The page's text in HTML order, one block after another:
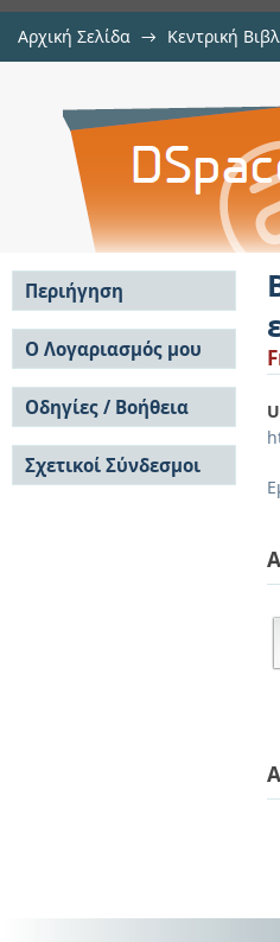
Αρχική Σελίδα → Κεντρική
Bέλτιστος
κύματα
Περιήγηση
Σε όλο το DSpace
Κοινότητες & Συλλογές
Ανά Ημερομηνία
Έκδοσης
Συγγραφείς
Τίτλοι
Θέματα
Ο Λογαριασμός μου
Σύνδεση
Εγγραφή
Οδηγίες / Βοήθεια
Οδηγίες Υποβολής
Οδηγίες Χρήσης ΙΑ
Συχνές Ερωτήσεις
Σχετικοί Σύνδεσμοι